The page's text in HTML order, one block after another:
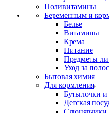
Поливитамины
Беременным и
Белье
Витамины
Крема
Питание
Предметы
Уход за
Бытовая химия
Для кормления
Бутылочки и
Детская
Слюнявчики